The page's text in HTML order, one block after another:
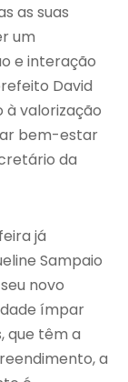
as suas
um
e interação
David
à valorização
bem-estar
da
já
Sampaio
novo
ímpar
que têm a
a